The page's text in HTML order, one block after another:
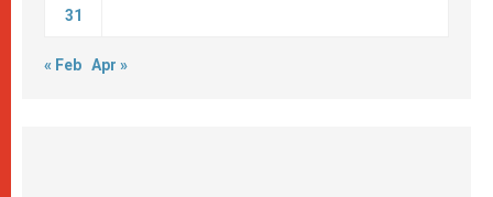
31
« Feb Apr »